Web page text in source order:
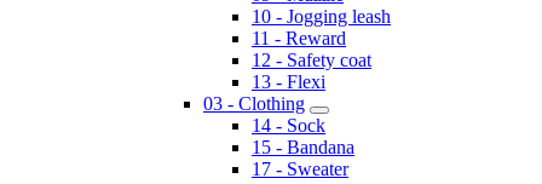
10 - Jogging leash
11 - Reward
12 - Safety coat
13 - Flexi
03 - Clothing
14 - Sock
15 - Bandana
17 - Sweater